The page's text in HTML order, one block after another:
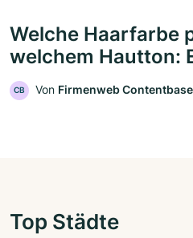
Welche Haarfarbe
welchem Hautton:
CB Von Firmenweb Contentbase
Top Städte